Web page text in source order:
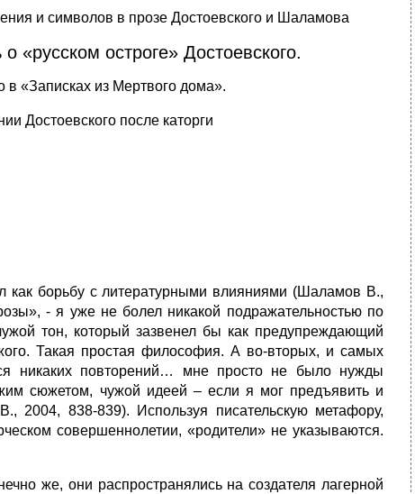
и символов в прозе Достоевского и Шаламова
«русском остроге» Достоевского.
в «Записках из Мертвого дома».
Достоевского после каторги
как борьбу с литературными влияниями (Шаламов В.,
- я уже не болел никакой подражательностью по
тон, который зазвенел бы как предупреждающий
Такая простая философия. А во-вторых, и самых
никаких повторений… мне просто не было нужды
сюжетом, чужой идеей – если я мог предъявить и
2004, 838-839). Используя писательскую метафору,
совершеннолетии, «родители» не указываются.
же, они распространялись на создателя лагерной